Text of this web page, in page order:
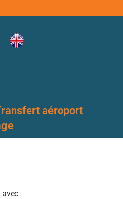
aéroport
avec